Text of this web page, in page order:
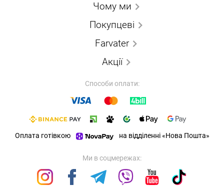
Чому ми
Покупцеві
Farvater
Акції
Способи оплати:
Оплата готівкою на відділенні «Нова Пошта»
Ми в соцмережах: